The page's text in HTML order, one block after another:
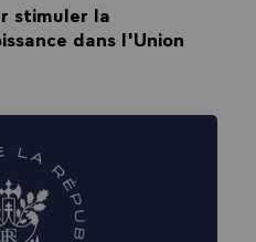
stimuler la
dans l'Union